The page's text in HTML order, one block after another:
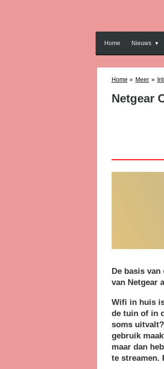
Home Nieuws
Home » Meer »
Netgear
De basis
van Netgear
Wifi in huis
de tuin of in
soms
gebruik
maar dan
te streamen.